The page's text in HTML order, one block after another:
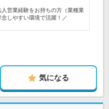
営業経験をお持ちの方（業種業
しやすい環境で活躍！／
気になる